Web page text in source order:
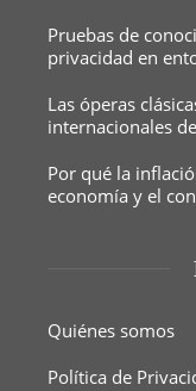
Pruebas de
privacidad en
Las óperas
internacionales
Por qué la
economía y el
Quiénes somos
Política de